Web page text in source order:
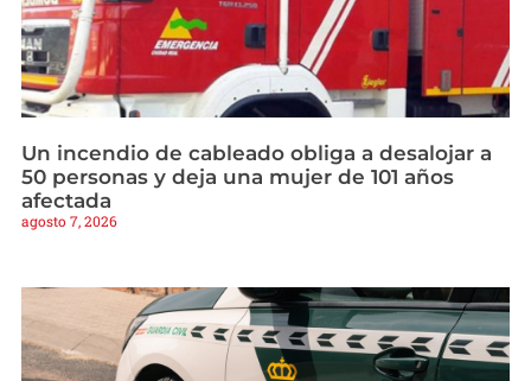
Un incendio de cableado obliga a desalojar a
50 personas y deja una mujer de 101 años
afectada
agosto 7, 2026